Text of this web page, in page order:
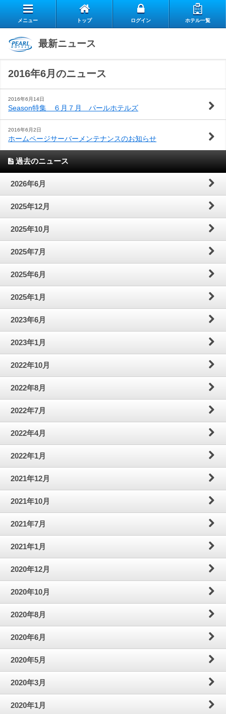
リ
ー
慢
の
朝
ス
タ
ッ
フ
の
お
客
様
の
よ
く
あ
る
質
問
お
問
い
合
わ
せ
閉じる
メニュー トップ ログイン ホテル一覧
最新ニュース
2016年6月のニュース
2016年6月14日
Season特集 ６月７月 パールホテルズ
2016年6月2日
ホームページサーバーメンテナンスのお知らせ
過去のニュース
2026年6月
2025年12月
2025年10月
2025年7月
2025年6月
2025年1月
2023年6月
2023年1月
2022年10月
2022年8月
2022年7月
2022年4月
2022年1月
2021年12月
2021年10月
2021年7月
2021年1月
2020年12月
2020年10月
2020年8月
2020年6月
2020年5月
2020年3月
2020年1月